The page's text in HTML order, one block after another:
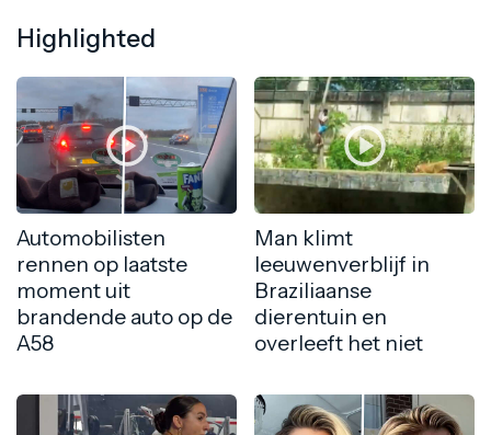
Highlighted
Automobilisten
rennen op laatste
moment uit
brandende auto op de
A58
Man klimt
leeuwenverblijf in
Braziliaanse
dierentuin en
overleeft het niet